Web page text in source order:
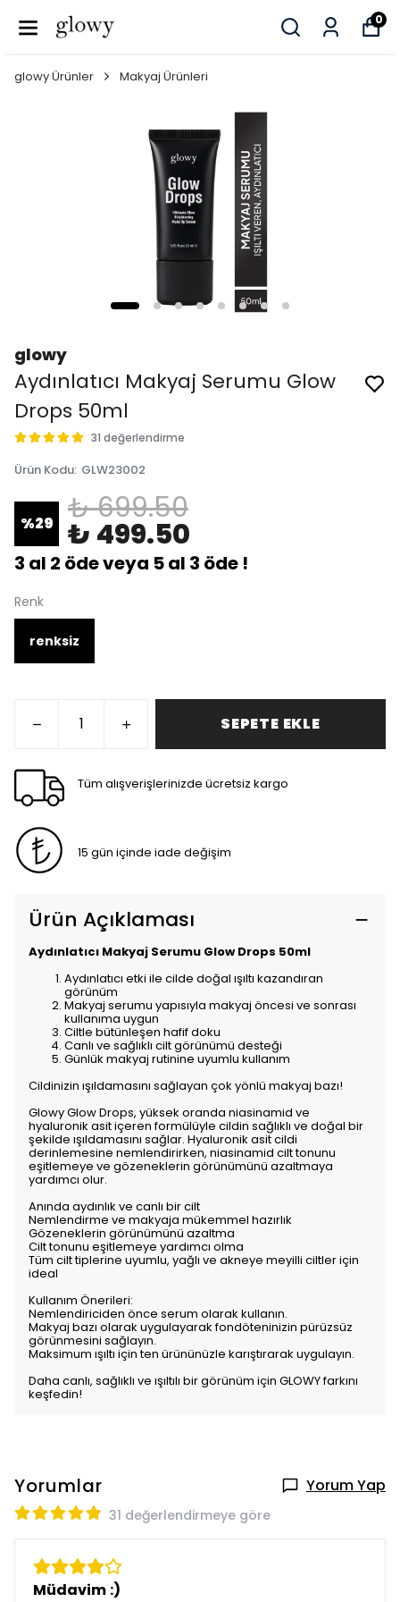
0
glowy Ürünler Makyaj Ürünleri
glowy
Aydınlatıcı Makyaj Serumu Glow
Drops 50ml
31 değerlendirme
Ürün Kodu: GLW23002
%29 ₺ 699.50
₺ 499.50
3 al 2 öde veya 5 al 3 öde !
Renk
renksiz
SEPETE EKLE
Tüm alışverişlerinizde ücretsiz kargo
15 gün içinde iade değişim
Ürün Açıklaması
Aydınlatıcı Makyaj Serumu Glow Drops 50ml
Aydınlatıcı etki ile cilde doğal ışıltı kazandıran
görünüm
Makyaj serumu yapısıyla makyaj öncesi ve sonrası
kullanıma uygun
Ciltle bütünleşen hafif doku
Canlı ve sağlıklı cilt görünümü desteği
Günlük makyaj rutinine uyumlu kullanım
Cildinizin ışıldamasını sağlayan çok yönlü makyaj bazı!
Glowy Glow Drops, yüksek oranda niasinamid ve
hyaluronik asit içeren formülüyle cildin sağlıklı ve doğal bir
şekilde ışıldamasını sağlar. Hyaluronik asit cildi
derinlemesine nemlendirirken, niasinamid cilt tonunu
eşitlemeye ve gözeneklerin görünümünü azaltmaya
yardımcı olur.
Anında aydınlık ve canlı bir cilt
Nemlendirme ve makyaja mükemmel hazırlık
Gözeneklerin görünümünü azaltma
Cilt tonunu eşitlemeye yardımcı olma
Tüm cilt tiplerine uyumlu, yağlı ve akneye meyilli ciltler için
ideal
Kullanım Önerileri:
Nemlendiriciden önce serum olarak kullanın.
Makyaj bazı olarak uygulayarak fondöteninizin pürüzsüz
görünmesini sağlayın.
Maksimum ışıltı için ten ürününüzle karıştırarak uygulayın.
Daha canlı, sağlıklı ve ışıltılı bir görünüm için GLOWY farkını
keşfedin!
Yorumlar Yorum Yap
31 değerlendirmeye göre
Müdavim :)